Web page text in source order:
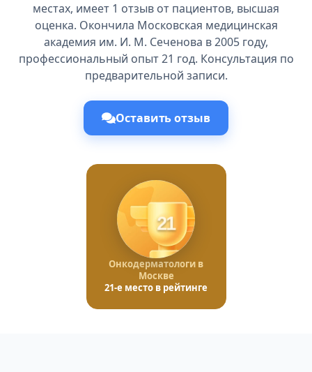
местах, имеет 1 отзыв от пациентов, высшая
оценка. Окончила Московская медицинская
академия им. И. М. Сеченова в 2005 году,
профессиональный опыт 21 год. Консультация по
предварительной записи.
Оставить отзыв
21
Онкодерматологи в
Москве
21-е место в рейтинге